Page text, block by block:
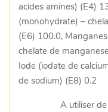
acides amines) (E4)
(monohydrate) –
(E6) 100.0,
chelate de
Iode (iodate de
de sodium) (E8) 0.2
A utiliser